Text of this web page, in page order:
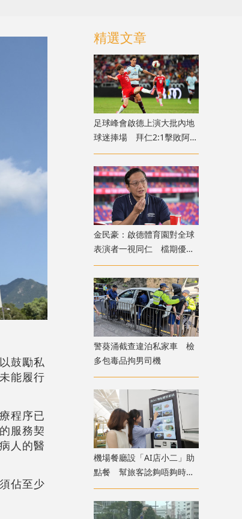
鼓勵私
能履行
程序已
服務契
人的醫
佔至少
精選文章
足球峰會啟德上演大批內地
球迷捧場 拜仁2:1擊敗阿士
東維拉
金民豪：啟德體育園對全球
表演者一視同仁 檔期優先
給體育活動
警葵涌截查違泊私家車 檢
多包毒品拘男司機
機場餐廳設「AI店小二」助
點餐 幫旅客諗夠唔夠時間
食完先上機